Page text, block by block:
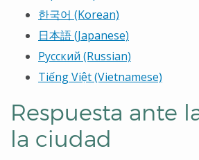
한국어 (Korean)
日本語(Japanese)
Русский (Russian)
Tiếng Việt (Vietnamese)
Respuesta ante
la ciudad